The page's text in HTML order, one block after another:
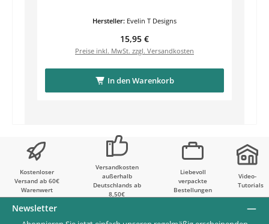
Hersteller: Evelin T Designs
Regulärer Preis:
15,95 €
Preise inkl. MwSt. zzgl. Versandkosten
In den Warenkorb
Kostenloser
Versand ab 60€
Warenwert
Versandkosten
außerhalb
Deutschlands ab
8,50€
Liebevoll
verpackte
Bestellungen
Video-
Tutorials
Newsletter